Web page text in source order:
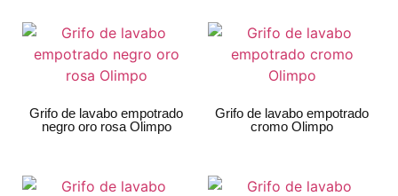
Grifo de lavabo empotrado
negro oro rosa Olimpo
Grifo de lavabo empotrado
cromo Olimpo